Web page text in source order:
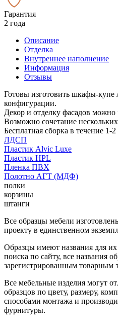
Гарантия
2 года
Описание
Отделка
Внутреннее наполнение
Информация
Отзывы
Готовы изготовить шкафы-купе
конфигурации.
Декор и отделку фасадов
Возможно сочетание
Бесплатная сборка в течение 1-
ЛДСП
Пластик Alvic Luxe
Пластик HPL
Пленка ПВХ
Полотно АГТ (МДФ)
полки
корзины
штанги
Все образцы мебели
проекту в единственном
Образцы имеют названия для их
поиска по сайту, все названия
зарегистрированным товарным
Все мебельные изделия могут
образцов по цвету, размеру,
способами монтажа и
фурнитуры.